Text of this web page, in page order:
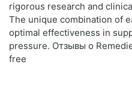
rigorous research and
The unique combination of
optimal effectiveness in
pressure. Отзывы о
free